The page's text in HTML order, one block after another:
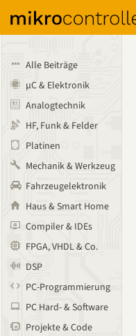
Alle Beiträge
µC & Elektronik
Analogtechnik
HF, Funk & Felder
Platinen
Mechanik & Werkzeug
Fahrzeugelektronik
Haus & Smart Home
Compiler & IDEs
FPGA, VHDL & Co.
DSP
PC-Programmierung
PC Hard- & Software
Projekte & Code